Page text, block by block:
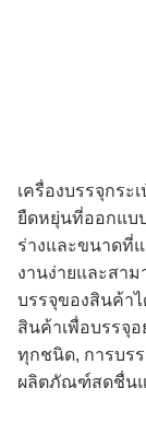
เครื่องบรรจุกร
ยืดหยุ่นที่ออกแบ
ร่างและขนาดที่
งานง่ายและสา
บรรจุของสินค้าไ
สินค้าเพื่อบรรจุ
ทุกชนิด, การบรร
ผลิตภัณฑ์สดชื่น